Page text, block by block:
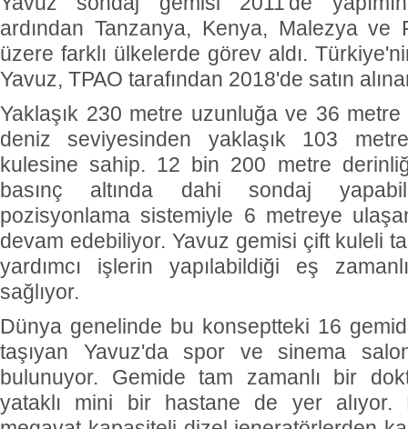
ardından Tanzanya, Kenya, Malezya ve
üzere farklı ülkelerde görev aldı.
Yavuz, TPAO tarafından 2018'de satın
Yaklaşık 230 metre uzunluğa ve 36
deniz seviyesinden yaklaşık 103
kulesine sahip. 12 bin 200 metre
basınç altında dahi sondaj
pozisyonlama sistemiyle 6 metreye
devam edebiliyor. Yavuz gemisi çift kuleli
yardımcı işlerin yapılabildiği eş
sağlıyor.
Dünya genelinde bu konseptteki 16
taşıyan Yavuz'da spor ve sinema
bulunuyor. Gemide tam zamanlı bir
yataklı mini bir hastane de yer alıyor.